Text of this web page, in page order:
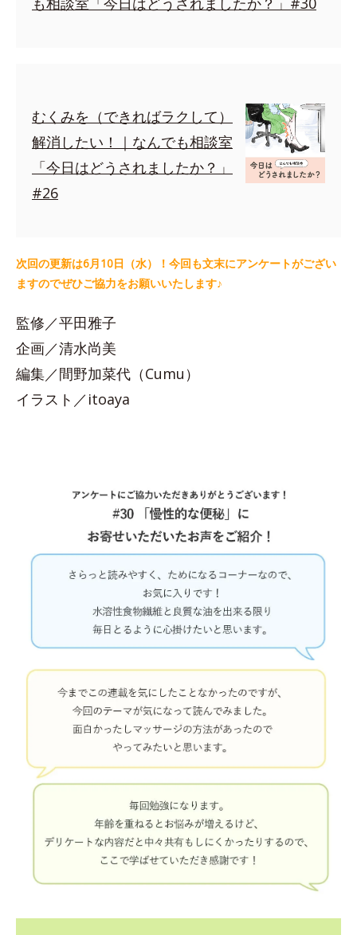
むくみを（できればラクして）
解消したい！｜なんでも相談室
「今日はどうされましたか？」
#26
次回の更新は6月10日（水）！今回も文末にアンケートがござい
ますのでぜひご協力をお願いいたします♪
監修／平田雅子
企画／清水尚美
編集／間野加菜代（Cumu）
イラスト／itoaya